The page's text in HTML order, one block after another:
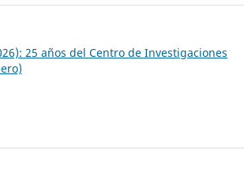
25 años del Centro de Investigaciones